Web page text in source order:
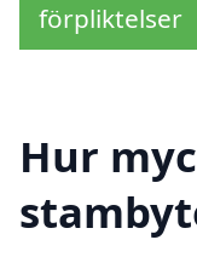
förpliktelser
Hur